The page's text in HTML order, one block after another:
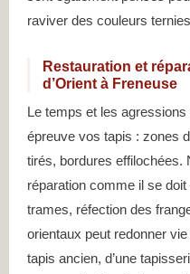
raviver des couleurs
Restauration et
d’Orient à Freneuse
Le temps et les
épreuve vos tapis : zones
tirés, bordures effilochées.
réparation comme il se
trames, réfection des
orientaux peut redonner
tapis ancien, d’une